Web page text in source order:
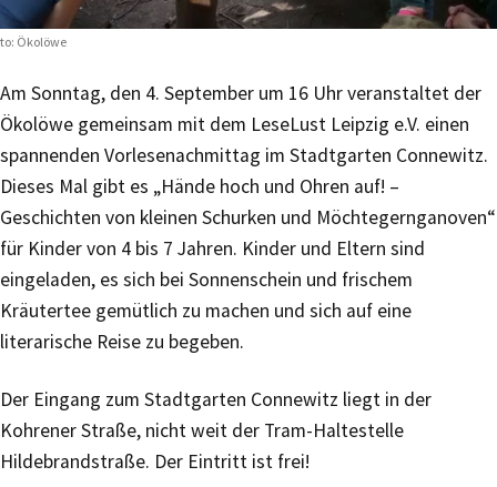
Ökolöwe
Am Sonntag, den 4. September um 16 Uhr veranstaltet der
Ökolöwe gemeinsam mit dem LeseLust Leipzig e.V. einen
spannenden Vorlesenachmittag im Stadtgarten Connewitz.
Dieses Mal gibt es „Hände hoch und Ohren auf! –
Geschichten von kleinen Schurken und Möchtegernganoven“
für Kinder von 4 bis 7 Jahren. Kinder und Eltern sind
eingeladen, es sich bei Sonnenschein und frischem
Kräutertee gemütlich zu machen und sich auf eine
literarische Reise zu begeben.
Der Eingang zum Stadtgarten Connewitz liegt in der
Kohrener Straße, nicht weit der Tram-Haltestelle
Hildebrandstraße. Der Eintritt ist frei!